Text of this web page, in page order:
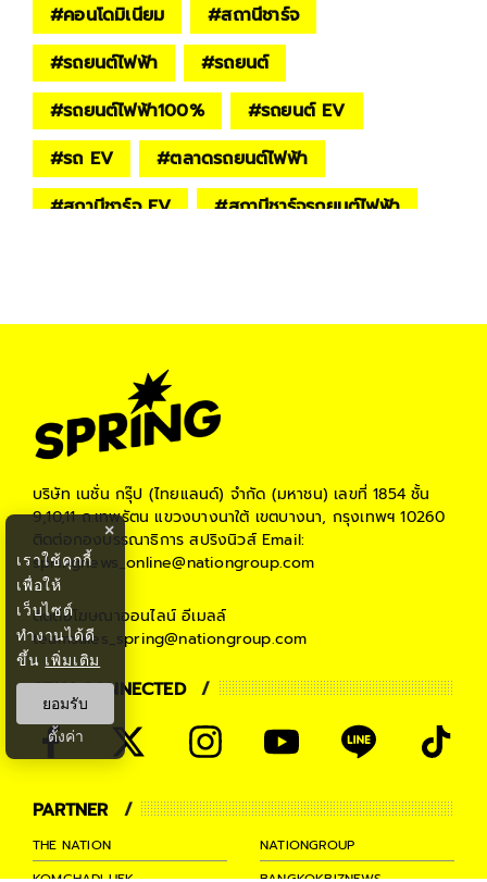
#คอนโดมิเนียม #สถานีชาร์จ
#รถยนต์ไฟฟ้า #รถยนต์
#รถยนต์ไฟฟ้า100% #รถยนต์ EV
#รถ EV #ตลาดรถยนต์ไฟฟ้า
#สถานีชาร์จ EV #สถานีชาร์จรถยนต์ไฟฟ้า
บริษัท เนชั่น กรุ๊ป (ไทยแลนด์) จำกัด (มหาชน) เลขที่ 1854 ชั้น
9,10,11 ถ.เทพรัตน แขวงบางนาใต้ เขตบางนา, กรุงเทพฯ 10260
ติดต่อกองบรรณาธิการ สปริงนิวส์Email:
springnews_online@nationgroup.com
ติดต่อโฆษณาออนไลน์ อีเมลล์
teamsales_spring@nationgroup.com
STAY CONNECTED
PARTNER
THE NATION
NATIONGROUP
×
เราใช้คุกกี้
เพื่อให้
เว็บไซต์
ทำงานได้ดี
ขึ้น เพิ่มเติม
ยอมรับ
ตั้งค่า